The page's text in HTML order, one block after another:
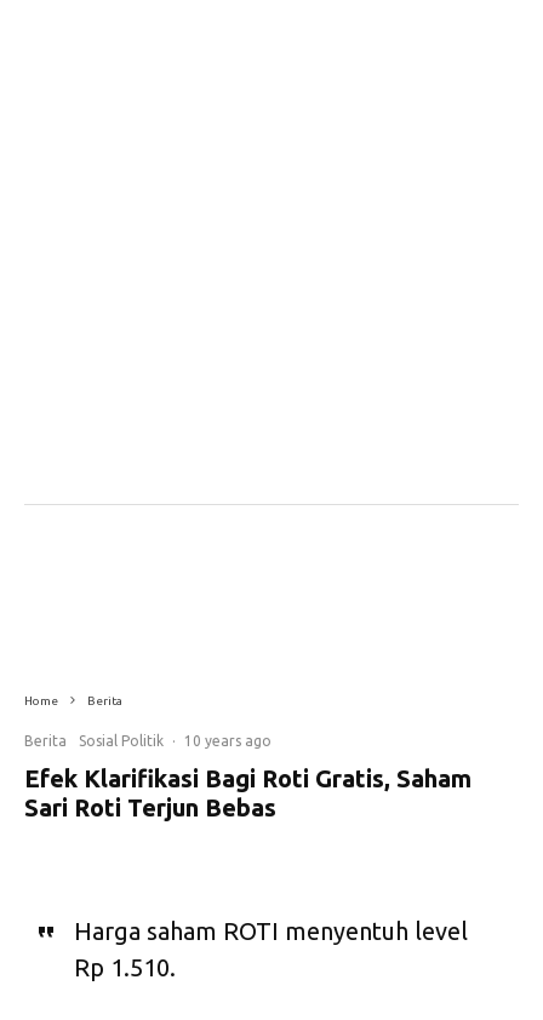
Home Berita
Berita Sosial Politik · 10 years ago
Efek Klarifikasi Bagi Roti Gratis, Saham
Sari Roti Terjun Bebas
Harga saham ROTI menyentuh level
Rp 1.510.